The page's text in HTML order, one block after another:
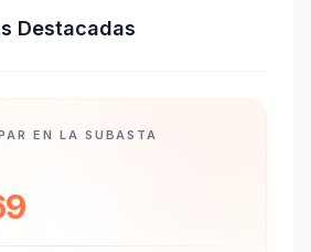
Destacadas
EN LA SUBASTA